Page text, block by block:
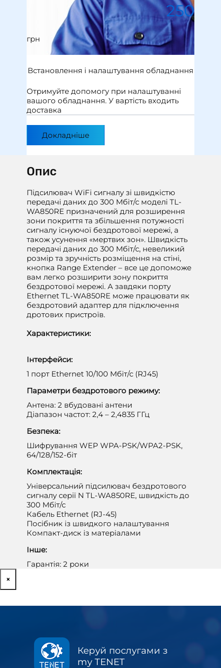
250
грн
Встановлення i налаштування обладнання
Отримуйте допомогу при налаштуваннi
вашого обладнання. У вартiсть входить
доставка
Докладніше
Опис
Підсилювач WiFi сигналу зі швидкістю
передачі даних до 300 Мбіт/с моделі TL-
WA850RE призначений для розширення
зони покриття та збільшення потужності
сигналу існуючої бездротової мережі, а
також усунення «мертвих зон». Швидкість
передачі даних до 300 Мбіт/с, невеликий
розмір та зручність розміщення на стіні,
кнопка Range Extender – все це допоможе
вам легко розширити зону покриття
бездротової мережі. А завдяки порту
Ethernet TL-WA850RE може працювати як
бездротовий адаптер для підключення
дротових пристроїв.
Характеристики:
Інтерфейси:
1 порт Ethernet 10/100 Мбіт/с (RJ45)
Параметри бездротового режиму:
Антена: 2 вбудовані антени
Діапазон частот: 2,4 – 2,4835 ГГц
Безпека:
Шифрування WEP WPA-PSK/WPA2-PSK,
64/128/152-біт
Комплектація:
Універсальний підсилювач бездротового
сигналу серії N TL-WA850RE, швидкість до
300 Мбіт/с
Кабель Ethernet (RJ-45)
Посібник із швидкого налаштування
Компакт-диск із матеріалами
Інше:
Гарантія: 2 роки
×
Керуй послугами з
my TENET